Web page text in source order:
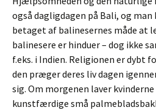
også dagligdagen på Bali, og
betaget af balinesernes måde at
balinesere er hinduer – dog ikke
f.eks. i Indien. Religionen er dybt
den præger deres liv dagen
sig. Om morgenen laver kvinderne
kunstfærdige små